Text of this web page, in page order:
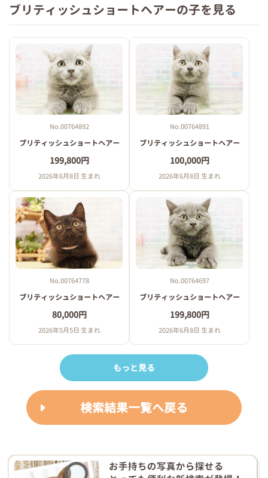
ブリティッシュショートヘアーの子を見る
No.00764892
ブリティッシュショートヘアー
199,800円
2026年6月8日 生まれ
No.00764891
ブリティッシュショートヘアー
100,000円
2026年6月8日 生まれ
No.00764778
ブリティッシュショートヘアー
80,000円
2026年5月5日 生まれ
No.00764697
ブリティッシュショートヘアー
199,800円
2026年6月8日 生まれ
もっと見る
検索結果一覧へ戻る